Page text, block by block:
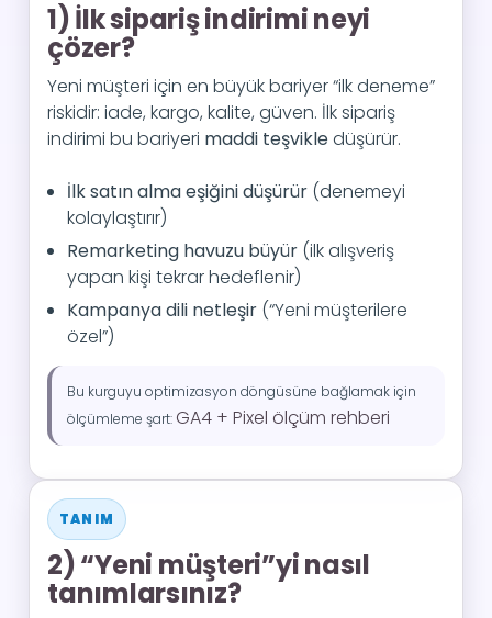
1) İlk sipariş indirimi neyi
çözer?
Yeni müşteri için en büyük bariyer “ilk deneme”
riskidir: iade, kargo, kalite, güven. İlk sipariş
indirimi bu bariyeri maddi teşvikledüşürür.
İlk satın alma eşiğini düşürür (denemeyi
kolaylaştırır)
Remarketing havuzu büyür (ilk alışveriş
yapan kişi tekrar hedeflenir)
Kampanya dili netleşir (“Yeni müşterilere
özel”)
Bu kurguyu optimizasyon döngüsüne bağlamak için
ölçümleme şart: GA4 + Pixel ölçüm rehberi
TANIM
2) “Yeni müşteri”yi nasıl
tanımlarsınız?